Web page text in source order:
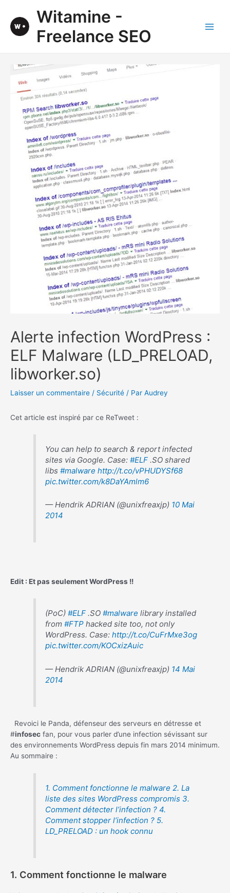
contenu
Witamine -
Freelance SEO
Alerte infection WordPress :
ELF Malware (LD_PRELOAD,
libworker.so)
Laisser un commentaire / Sécurité / Par Audrey
Cet article est inspiré par ce ReTweet :
You can help to search & report infected
sites via Google. Case:#ELF .SO shared
libs#malware http://t.co/vPHUDYSf68
pic.twitter.com/k8DaYAmlm6
— Hendrik ADRIAN (@unixfreaxjp) 10 Mai
2014
Edit : Et pas seulement WordPress !!
(PoC)#ELF .SO#malware library installed
from#FTP hacked site too, not only
WordPress. Case:http://t.co/CuFrMxe3og
pic.twitter.com/KOCxizAuic
— Hendrik ADRIAN (@unixfreaxjp) 14 Mai
2014
Revoici le Panda, défenseur des serveurs en détresse et
#infosec fan, pour vous parler d’une infection sévissant sur
des environnements WordPress depuis fin mars 2014 minimum.
Au sommaire :
1. Comment fonctionne le malware 2. La
liste des sites WordPress compromis 3.
Comment détecter l’infection ? 4.
Comment stopper l’infection ? 5.
LD_PRELOAD : un hook connu
1. Comment fonctionne le malware